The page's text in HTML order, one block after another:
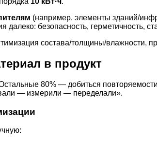
(например, элементы зданий/
безопасность, герметичность,
состава/толщины/влажности,
в продукт
80% — добиться
— измерили — переделали».